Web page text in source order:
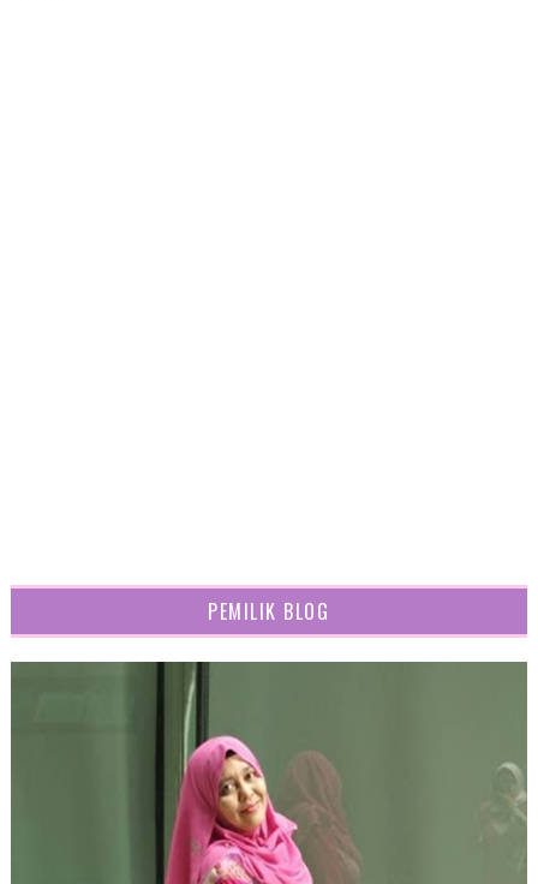
PEMILIK BLOG